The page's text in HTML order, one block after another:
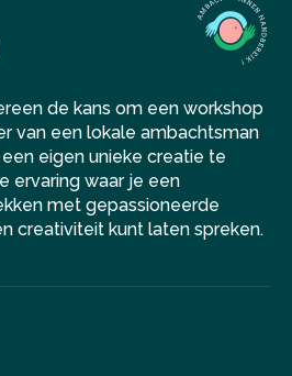
de kans om een workshop
van een lokale ambachtsman
eigen unieke creatie te
ervaring waar je een
met gepassioneerde
creativiteit kunt laten spreken.